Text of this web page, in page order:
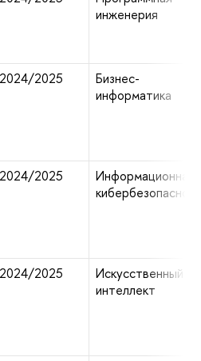
инженерия
2024/2025
Бизнес-
информатика
2024/2025
Информационная
2024/2025
Искусственный
интеллект